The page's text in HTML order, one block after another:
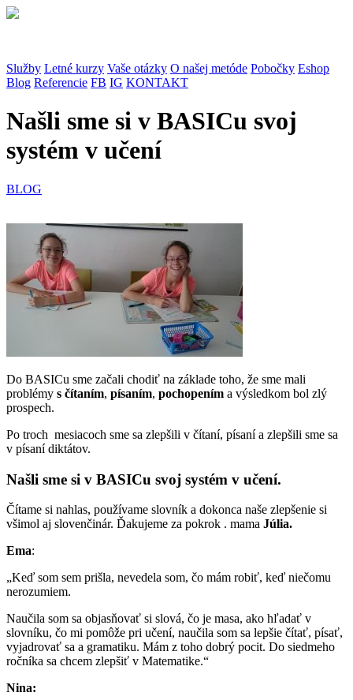
Služby Letné kurzy Vaše otázky O našej metóde Pobočky Eshop
Blog Referencie FB IG KONTAKT
Našli sme si v BASICu svoj
systém v učení
BLOG
Do BASICu sme začali chodiť na základe toho, že sme mali
problémy s čítaním, písaním, pochopením a výsledkom bol zlý
prospech.
Po troch mesiacoch sme sa zlepšili v čítaní, písaní a zlepšili sme sa
v písaní diktátov.
Našli sme si v BASICu svoj systém v učení.
Čítame si nahlas, používame slovník a dokonca naše zlepšenie si
všimol aj slovenčinár. Ďakujeme za pokrok . mama Júlia.
Ema:
„Keď som sem prišla, nevedela som, čo mám robiť, keď niečomu
nerozumiem.
Naučila som sa objasňovať si slová, čo je masa, ako hľadať v
slovníku, čo mi pomôže pri učení, naučila som sa lepšie čítať, písať,
vyjadrovať sa a gramatiku. Mám z toho dobrý pocit. Do siedmeho
ročníka sa chcem zlepšiť v Matematike.“
Nina: